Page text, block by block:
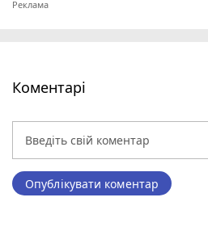
Коментарі
Опублікувати коментар